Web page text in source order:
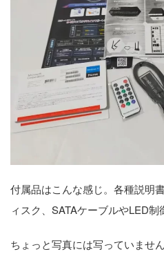
付属品はこんな感じ。各種説明
ィスク、SATAケーブルやLED制
ちょっと写真には写っていませ